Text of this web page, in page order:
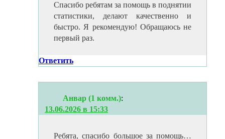
Спасибо ребятам за помощь в поднятии
статистики, делают качественно и
быстро. Я рекомендую! Обращаюсь не
первый раз.
Ответить
Анвар (1 комм.):
13.06.2026 в 15:33
Ребята, спасибо большое за помощь…